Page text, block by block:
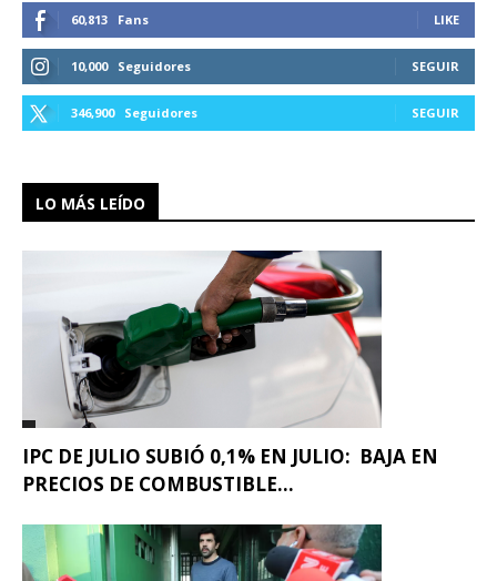
60,813 Fans LIKE
10,000 Seguidores SEGUIR
346,900 Seguidores SEGUIR
LO MÁS LEÍDO
IPC DE JULIO SUBIÓ 0,1% EN JULIO: BAJA EN
PRECIOS DE COMBUSTIBLE...